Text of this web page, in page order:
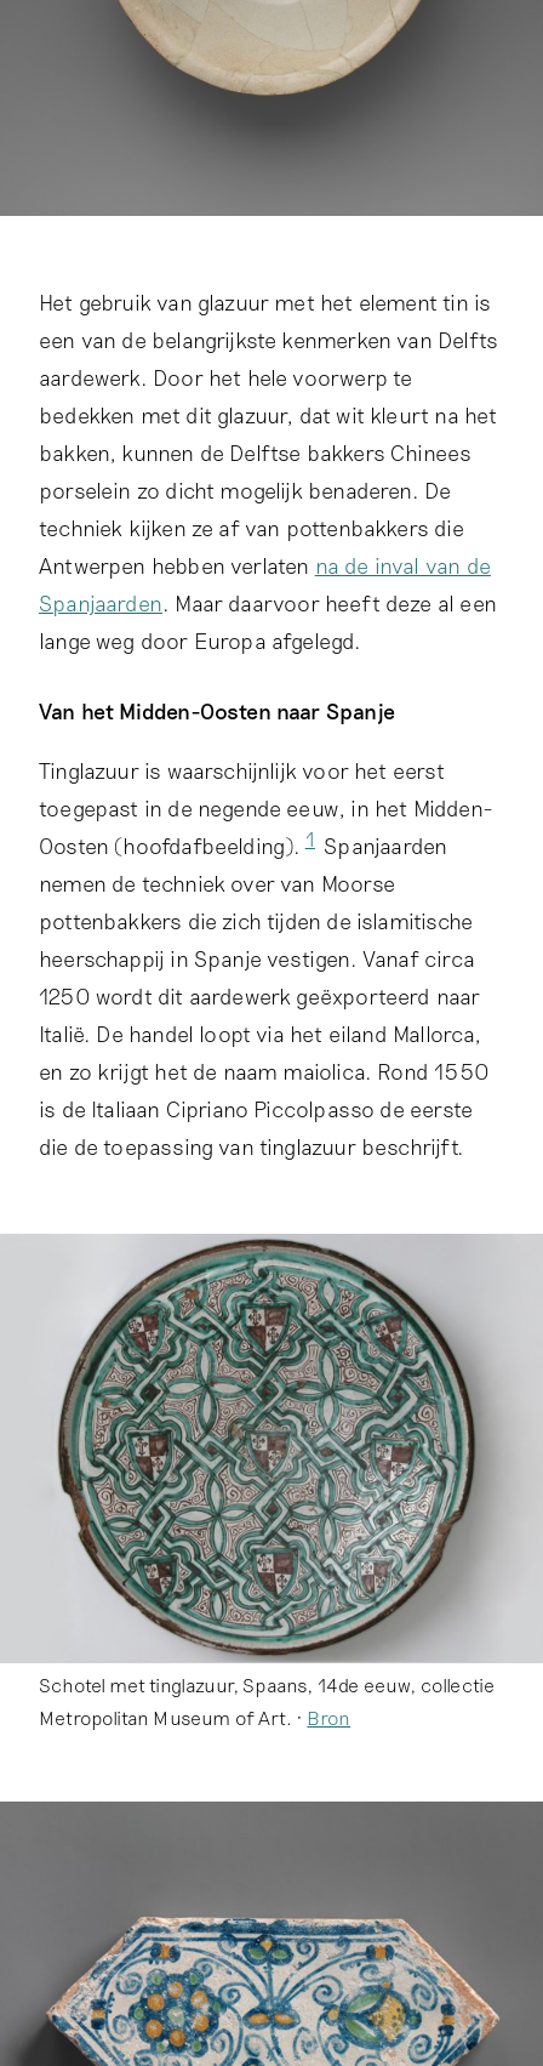
Het gebruik van glazuur met het element tin is
een van de belangrijkste kenmerken van Delfts
aardewerk. Door het hele voorwerp te
bedekken met dit glazuur, dat wit kleurt na het
bakken, kunnen de Delftse bakkers Chinees
porselein zo dicht mogelijk benaderen. De
techniek kijken ze af van pottenbakkers die
Antwerpen hebben verlaten na de inval van de
Spanjaarden. Maar daarvoor heeft deze al een
lange weg door Europa afgelegd.
Van het Midden-Oosten naar Spanje
Tinglazuur is waarschijnlijk voor het eerst
toegepast in de negende eeuw, in het Midden-
Oosten (hoofdafbeelding). 1 Spanjaarden
nemen de techniek over van Moorse
pottenbakkers die zich tijden de islamitische
heerschappij in Spanje vestigen. Vanaf circa
1250 wordt dit aardewerk geëxporteerd naar
Italië. De handel loopt via het eiland Mallorca,
en zo krijgt het de naam maiolica. Rond 1550
is de Italiaan Cipriano Piccolpasso de eerste
die de toepassing van tinglazuur beschrijft.
Schotel met tinglazuur, Spaans, 14de eeuw, collectie
Metropolitan Museum of Art. • Bron